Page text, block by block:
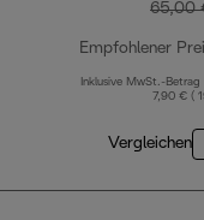
65,00
Empfohlener
Inklusive MwSt.-Betrag
7,90 € (
Vergleichen